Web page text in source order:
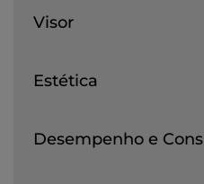
Visor
Estética
Desempenho e